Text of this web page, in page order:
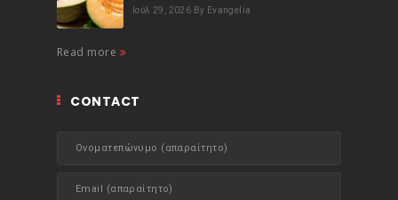
Ιούλ 29, 2026 By Evangelia
Read more
CONTACT